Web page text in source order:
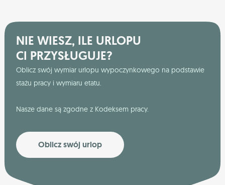
NIE WIESZ, ILE URLOPU
CI PRZYSŁUGUJE?
Oblicz swój wymiar urlopu wypoczynkowego na podstawie
stażu pracy i wymiaru etatu.
Nasze dane są zgodne z Kodeksem pracy.
Oblicz swój urlop